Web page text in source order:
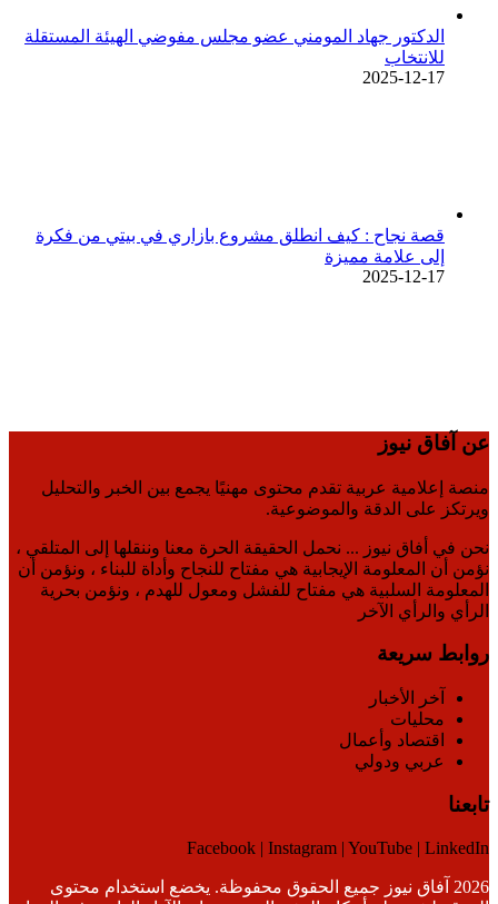
الدكتور جهاد المومني عضو مجلس مفوضي الهيئة المستقلة
للانتخاب
2025-12-17
قصة نجاح : كيف انطلق مشروع بازاري في بيتي من فكرة
إلى علامة مميزة
2025-12-17
عن آفاق نيوز
منصة إعلامية عربية تقدم محتوى مهنيًا يجمع بين الخبر والتحليل
ويرتكز على الدقة والموضوعية.
نحن في أفاق نيوز ... نحمل الحقيقة الحرة معنا وننقلها إلى المتلقي ،
نؤمن أن المعلومة الإيجابية هي مفتاح للنجاح وأداة للبناء ، ونؤمن أن
المعلومة السلبية هي مفتاح للفشل ومعول للهدم ، ونؤمن بحرية
الرأي والرأي الآخر
روابط سريعة
آخر الأخبار
محليات
اقتصاد وأعمال
عربي ودولي
تابعنا
Facebook | Instagram | YouTube | LinkedIn
2026 آفاق نيوز جميع الحقوق محفوظة. يخضع استخدام محتوى